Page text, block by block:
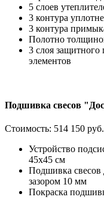
5 слоев
3 контура
3 контура
Полотно
3 слоя защитного
элементов
Подшивка свесов
Стоимость: 514 150 руб.
Устройство
45х45 см
Подшивка свесов
зазором 10 мм
Покраска